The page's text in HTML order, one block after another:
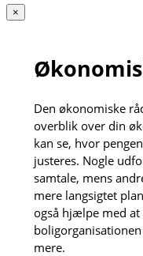
×
Den økonomiske
overblik over din
kan se, hvor
justeres. Nogle
samtale, mens
mere langsigtet
også hjælpe med at
mere.